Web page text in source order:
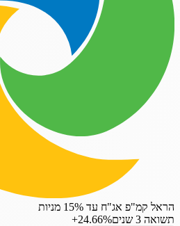
הראל קמ"פ אג"ח עד 15% מניות
תשואה 3 שנים
‎+24.66%